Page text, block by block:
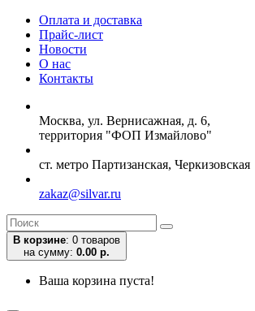
Оплата и доставка
Прайс-лист
Новости
О нас
Контакты
Москва, ул. Вернисажная, д. 6,
территория "ФОП Измайлово"
ст. метро Партизанская, Черкизовская
zakaz@silvar.ru
В корзине: 0 товаров
на сумму: 0.00 р.
Ваша корзина пуста!